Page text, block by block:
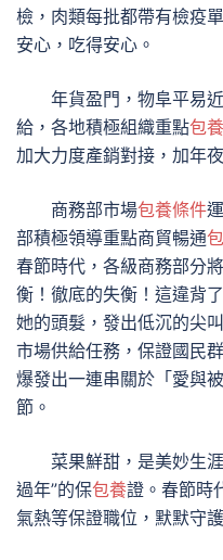
檢，肉類每批都帶有檢疫
安心，吃得安心。
年貨盈門，物阜平易
給，各地積極組織重點包
加大力度產銷對接，加年
商務部市場包養條件
部積極領導重點商貿暢通
春節時代，各級商務部分
衡！徹底的失衡！這違背
她的頭髮，發出低沉的尖
市場供給任務，保證國民
爆發出一連串關於「愛與
節。
菜果鮮甜，是美妙生
過年”的保包養證。春節時
氣熱等保證職位，默默守